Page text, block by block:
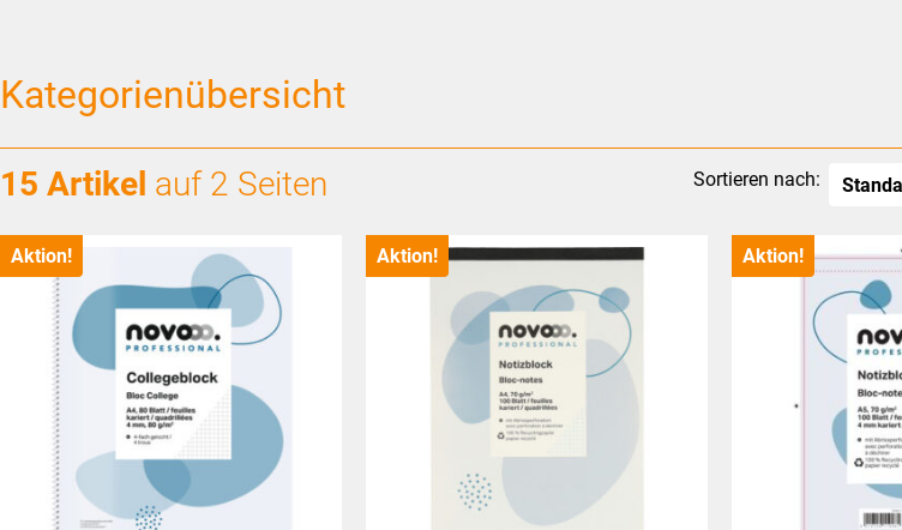
Kategorienübersicht
15 Artikel auf 2 Seiten Sortieren nach:
Aktion! Aktion! Aktion!